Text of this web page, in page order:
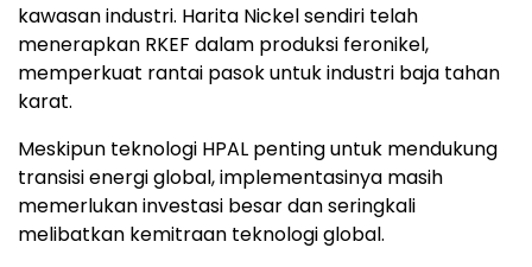
kawasan industri. Harita Nickel sendiri telah
menerapkan RKEF dalam produksi feronikel,
memperkuat rantai pasok untuk industri baja tahan
karat.
Meskipun teknologi HPAL penting untuk mendukung
transisi energi global, implementasinya masih
memerlukan investasi besar dan seringkali
melibatkan kemitraan teknologi global.